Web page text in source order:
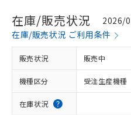
在庫/販売状況
2026/
在庫/販売状況 ご利用条件
販売状況 販売中
機種区分 受注生産機種
在庫状況